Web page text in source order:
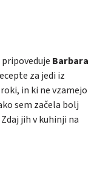
Barbara
za jedi iz
in ki ne vzamejo
sem začela bolj
jih v kuhinji na